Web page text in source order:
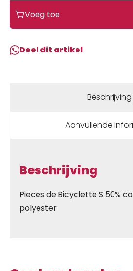
Patron
Pieces
Bicyclette
Voeg toe
Deel dit artikel
Beschrijving
Aanvullende
Beschrijving
Pieces de Bicyclette S 50%
polyester